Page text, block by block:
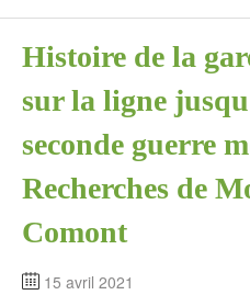
Histoire de la
sur la ligne
seconde guerre
Recherches de
Comont
15 avril 2021